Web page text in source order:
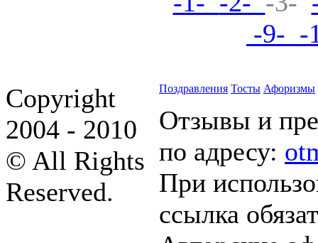
-9- -
Copyright
2004 - 2010
© All Rights
Reserved.
Поздравления Тосты Афоризмы
Отзывы и
по адресу:
При
ссылка